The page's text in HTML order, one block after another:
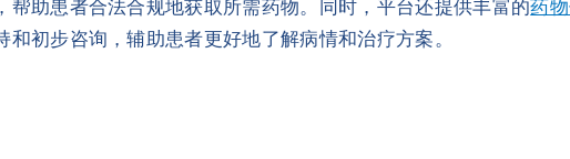
，帮助患者合法合规地获取所需药物。同时，平台还提供丰富的药
和初步咨询，辅助患者更好地了解病情和治疗方案。